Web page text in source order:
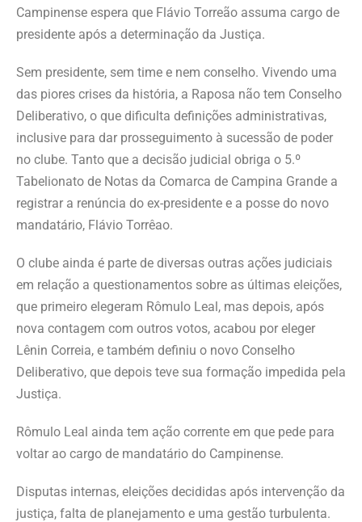
Campinense espera que Flávio Torreão assuma cargo de
presidente após a determinação da Justiça.
Sem presidente, sem time e nem conselho. Vivendo uma
das piores crises da história, a Raposa não tem Conselho
Deliberativo, o que dificulta definições administrativas,
inclusive para dar prosseguimento à sucessão de poder
no clube. Tanto que a decisão judicial obriga o 5.º
Tabelionato de Notas da Comarca de Campina Grande a
registrar a renúncia do ex-presidente e a posse do novo
mandatário, Flávio Torrêao.
O clube ainda é parte de diversas outras ações judiciais
em relação a questionamentos sobre as últimas eleições,
que primeiro elegeram Rômulo Leal, mas depois, após
nova contagem com outros votos, acabou por eleger
Lênin Correia, e também definiu o novo Conselho
Deliberativo, que depois teve sua formação impedida pela
Justiça.
Rômulo Leal ainda tem ação corrente em que pede para
voltar ao cargo de mandatário do Campinense.
Disputas internas, eleições decididas após intervenção da
justiça, falta de planejamento e uma gestão turbulenta.